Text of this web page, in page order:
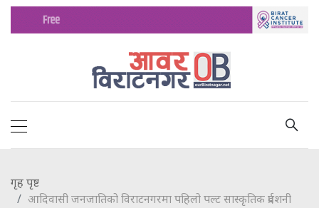
गृह पृष्ट
आदिवासी जनजातिको विराटनगरमा पहिलो पल्ट सास्कृतिक प्रर्दशनी